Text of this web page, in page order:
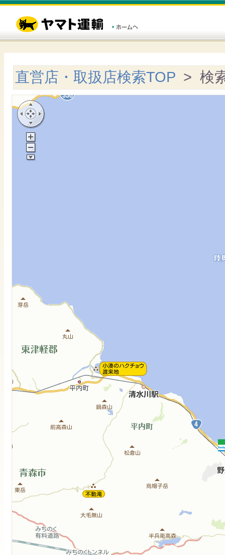
直営店・取扱店検索TOP > 検